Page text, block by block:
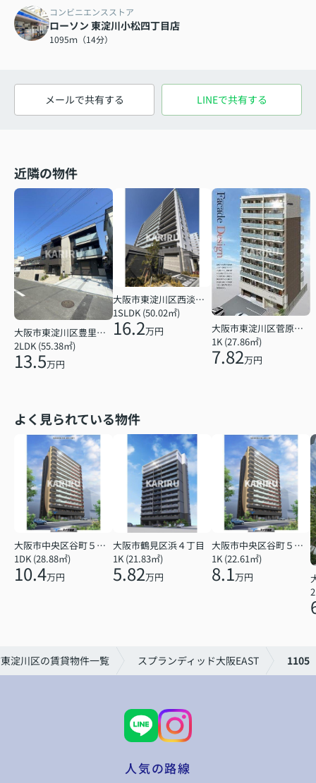
コンビニエンスストア
ローソン 東淀川小松四丁目店
1095ｍ（14分）
メールで共有する LINEで共有する
近隣の物件
大阪市東淀川区豊里６丁目
2LDK (55.38㎡)
13.5万円
大阪市東淀川区西淡路１丁目
1SLDK (50.02㎡)
16.2万円
大阪市東淀川区菅原７丁目
1K (27.86㎡)
7.82万円
よく見られている物件
大阪市中央区谷町５丁目
1DK (28.88㎡)
10.4万円
大阪市鶴見区浜４丁目
1K (21.83㎡)
5.82万円
大阪市中央区谷町５丁目
1K (22.61㎡)
8.1万円
淀川区の賃貸物件一覧 スプランディッド大阪EAST 1105
人気の路線